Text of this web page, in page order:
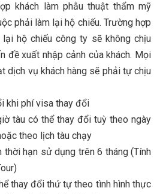
khách làm phẫu thuật thẩm mỹ
phải làm lại hộ chiếu. Trường hợp
lại hộ chiếu công ty sẽ không chịu
đề xuất nhập cảnh của khách. Mọi
dịch vụ khách hàng sẽ phải tự chịu
khi phí visa thay đổi
tàu có thể thay đổi tuỳ theo ngày
theo lịch tàu chạy
thời hạn sử dụng trên 6 tháng (Tính
thay đổi thứ tự theo tình hình thực